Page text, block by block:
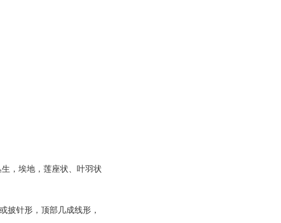
，埃地，莲座状、叶羽状
披针形，顶部几成线形，